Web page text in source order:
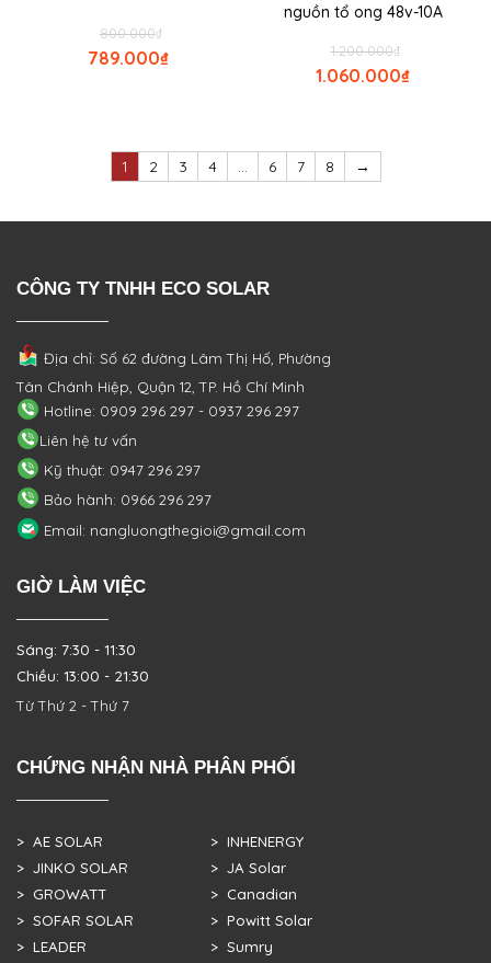
₫
800.000
₫
789.000
nguồn tổ ong 48v-10A
₫
1.200.000
₫
1.060.000
1 2 3 4 … 6 7 8 →
CÔNG TY TNHH ECO SOLAR
Địa chỉ: Số 62 đường Lâm Thị Hố, Phường
Tân Chánh Hiệp, Quận 12, TP. Hồ Chí Minh
Hotline: 0909 296 297 - 0937 296 297
Liên hệ tư vấn
Kỹ thuật: 0947 296 297
Bảo hành: 0966 296 297
Email: nangluongthegioi@gmail.com
GIỜ LÀM VIỆC
Sáng: 7:30 - 11:30
Chiều: 13:00 - 21:30
Từ Thứ 2 - Thứ 7
CHỨNG NHẬN NHÀ PHÂN PHỐI
> AE SOLAR
> JINKO SOLAR
> GROWATT
> SOFAR SOLAR
> LEADER
> INHENERGY
> JA Solar
> Canadian
> Powitt Solar
> Sumry